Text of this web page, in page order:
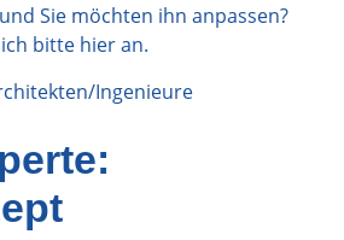
Sie möchten ihn anpassen?
bitte hieran.
Ingenieure